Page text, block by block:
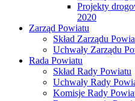
Projekty
2020
Zarząd Powiatu
Skład Zarządu
Uchwały Zarządu
Rada Powiatu
Skład Rady Powiatu
Uchwały Rady
Komisje Rady